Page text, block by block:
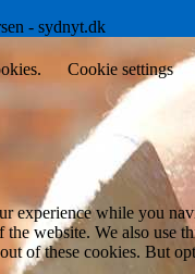
- sydnyt.dk
Cookie settings
experience while you
website. We also use
of these cookies. But